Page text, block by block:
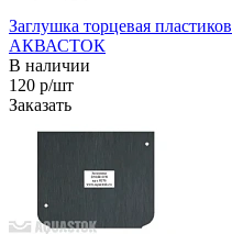
Заглушка торцевая
АКВАСТОК
В наличии
120 р/шт
Заказать